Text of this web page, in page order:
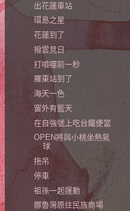
出花蓮車站
環島之星
花蓮到了
撥雲見日
打噴嚏前一秒
羅東站到了
海天一色
窗外有藍天
在自強號上吃台鐵便當
OPEN將與小桃坐熱氣
球
拖吊
停車
祖孫一起運動
娜魯灣原住民族商場